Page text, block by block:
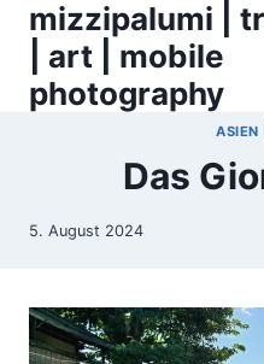
Zum
Inhalt
springen
mizzipalumi |
| art | mobile
photography
ASIEN
Das
5. August 2024